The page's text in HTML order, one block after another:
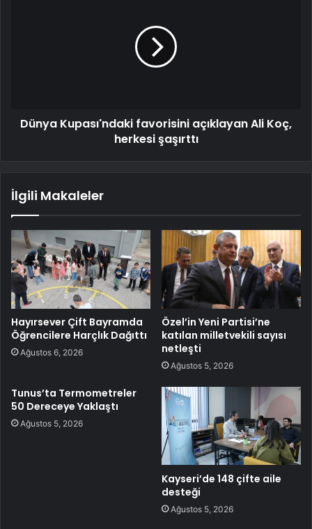
Dünya Kupası'ndaki favorisini açıklayan Ali Koç,
herkesi şaşırttı
İlgili Makaleler
Hayırsever Çift Bayramda
Öğrencilere Harçlık Dağıttı
Ağustos 6, 2026
Özel’in Yeni Partisi’ne
katılan milletvekili sayısı
netleşti
Ağustos 5, 2026
Tunus’ta Termometreler
50 Dereceye Yaklaştı
Ağustos 5, 2026
Kayseri’de 148 çifte aile
desteği
Ağustos 5, 2026